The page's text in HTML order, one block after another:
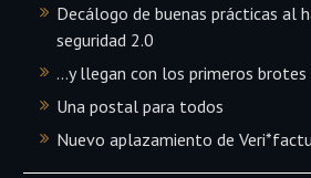
Decálogo de buenas prácticas al
seguridad 2.0
…y llegan con los primeros brotes
Una postal para todos
Nuevo aplazamiento de